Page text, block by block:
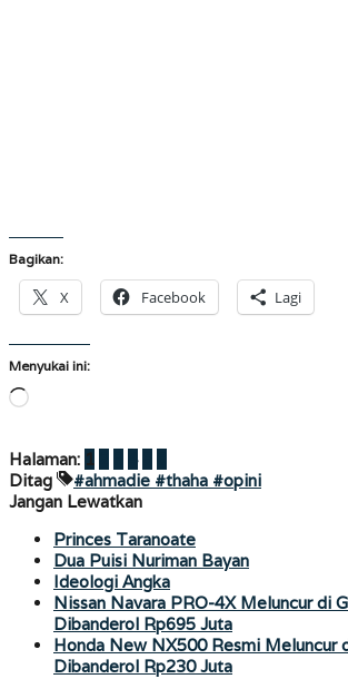
Bagikan:
X Facebook Lagi
Menyukai ini:
Memuat...
Halaman: 1
Ditag
#ahmadie #thaha #opini
Jangan Lewatkan
Princes Taranoate
Dua Puisi Nuriman Bayan
Ideologi Angka
Nissan Navara PRO-4X Meluncur di
Dibanderol Rp695 Juta
Honda New NX500 Resmi Meluncur
Dibanderol Rp230 Juta